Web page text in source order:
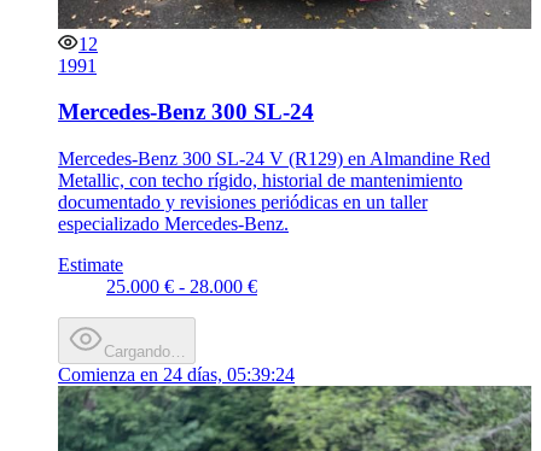
12
1991
Mercedes-Benz 300 SL-24
Mercedes-Benz 300 SL-24 V (R129) en Almandine Red
Metallic, con techo rígido, historial de mantenimiento
documentado y revisiones periódicas en un taller
especializado Mercedes-Benz.
Estimate
25.000 € - 28.000 €
Cargando…
Comienza en 24 días, 05:39:24